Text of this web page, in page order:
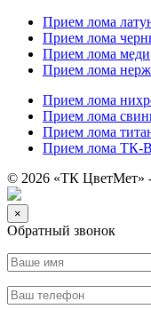
Прием лома
Прием лома
Прием лома меди
Прием лома
Прием лома
Прием лома
Прием лома
Прием лома ТК-
© 2026 «ТК ЦветМет»
×
Обратный звонок